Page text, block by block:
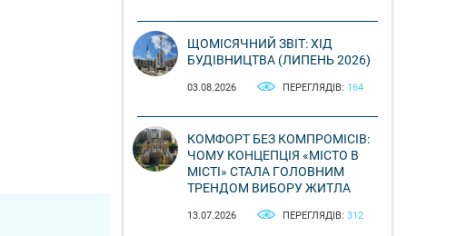
ЩОМІСЯЧНИЙ ЗВІТ: ХІД
БУДІВНИЦТВА (ЛИПЕНЬ 2026)
03.08.2026 ПЕРЕГЛЯДІВ: 164
КОМФОРТ БЕЗ КОМПРОМІСІВ:
ЧОМУ КОНЦЕПЦІЯ «МІСТО В
МІСТІ» СТАЛА ГОЛОВНИМ
ТРЕНДОМ ВИБОРУ ЖИТЛА
13.07.2026 ПЕРЕГЛЯДІВ: 312